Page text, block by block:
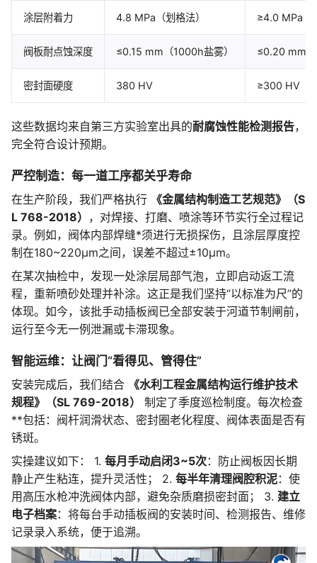
涂层附着力 4.8 MPa（划格法） ≥4.0 MPa
阀板耐点蚀深度 ≤0.15 mm（1000h盐雾） ≤0.20 mm
密封面硬度 380 HV ≥300 HV
这些数据均来自第三方实验室出具的耐腐蚀性能检测报告，
完全符合设计预期。
严控制造：每一道工序都关乎寿命
在生产阶段，我们严格执行
《金属结构制造工艺规范》（S
L 768-2018） ，对焊接、打磨、喷涂等环节实行全过程记
录。例如，阀体内部焊缝*须进行无损探伤，且涂层厚度控
制在180~220μm之间，误差不超过±10μm。
在某次抽检中，发现一处涂层局部气泡，立即启动返工流
程，重新喷砂处理并补涂。这正是我们坚持“以标准为尺”的
体现。如今，该批手动插板阀已全部安装于河道节制闸前，
运行至今无一例泄漏或卡滞现象。
智能运维：让阀门“看得见、管得住”
安装完成后，我们结合
《水利工程金属结构运行维护技术
规程》（SL 769-2018）
制定了季度巡检制度。每次检查
**包括：阀杆润滑状态、密封圈老化程度、阀体表面是否有
锈斑。
实操建议如下： 1. 每月手动启闭3~5次：防止阀板因长期
静止产生粘连，提升灵活性； 2. 每半年清理阀腔积泥：使
用高压水枪冲洗阀体内部，避免杂质磨损密封面； 3. 建立
电子档案：将每台手动插板阀的安装时间、检测报告、维修
记录录入系统，便于追溯。